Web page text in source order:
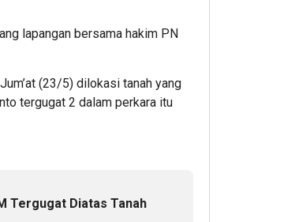
lapangan bersama hakim PN
(23/5) dilokasi tanah yang
tergugat 2 dalam perkara itu
Tergugat Diatas Tanah